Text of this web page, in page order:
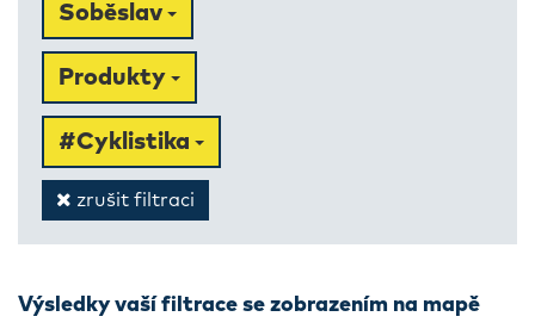
Soběslav
Produkty
#Cyklistika
zrušit filtraci
Výsledky vaší filtrace se zobrazením na mapě